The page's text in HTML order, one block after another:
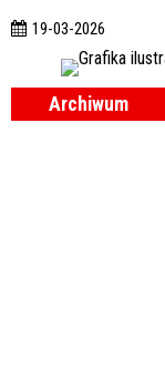
19-03-2026
Archiwum